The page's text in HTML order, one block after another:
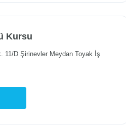
Kursu
11/D Şirinevler Meydan Toyak İş